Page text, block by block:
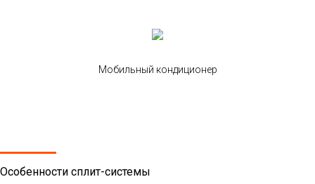
Мобильный кондиционер
Особенности сплит-системы